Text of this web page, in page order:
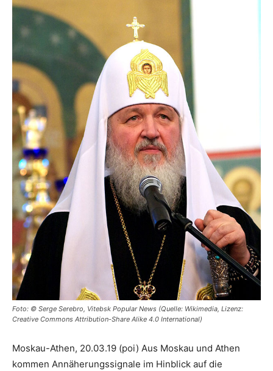
Foto: © Serge Serebro, Vitebsk Popular News (Quelle: Wikimedia, Lizenz:
Creative Commons Attribution-Share Alike 4.0 International)
Moskau-Athen, 20.03.19 (poi) Aus Moskau und Athen
kommen Annäherungssignale im Hinblick auf die